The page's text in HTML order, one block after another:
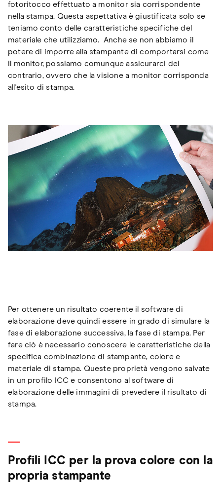
fotoritocco effettuato a monitor sia corrispondente
nella stampa. Questa aspettativa è giustificata solo se
teniamo conto delle caratteristiche specifiche del
materiale che utilizziamo. Anche se non abbiamo il
potere di imporre alla stampante di comportarsi come
il monitor, possiamo comunque assicurarci del
contrario, ovvero che la visione a monitor corrisponda
all'esito di stampa.
Per ottenere un risultato coerente il software di
elaborazione deve quindi essere in grado di simulare la
fase di elaborazione successiva, la fase di stampa. Per
fare ciò è necessario conoscere le caratteristiche della
specifica combinazione di stampante, colore e
materiale di stampa. Queste proprietà vengono salvate
in un profilo ICC e consentono al software di
elaborazione delle immagini di prevedere il risultato di
stampa.
Profili ICC per la prova colore con la
propria stampante